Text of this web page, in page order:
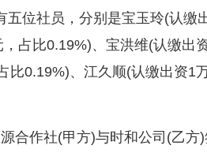
位社员，分别是宝玉玲(认缴
占比0.19%)、宝洪维(认缴出
比0.19%)、江久顺(认缴出资1
合作社(甲方)与时和公司(乙方